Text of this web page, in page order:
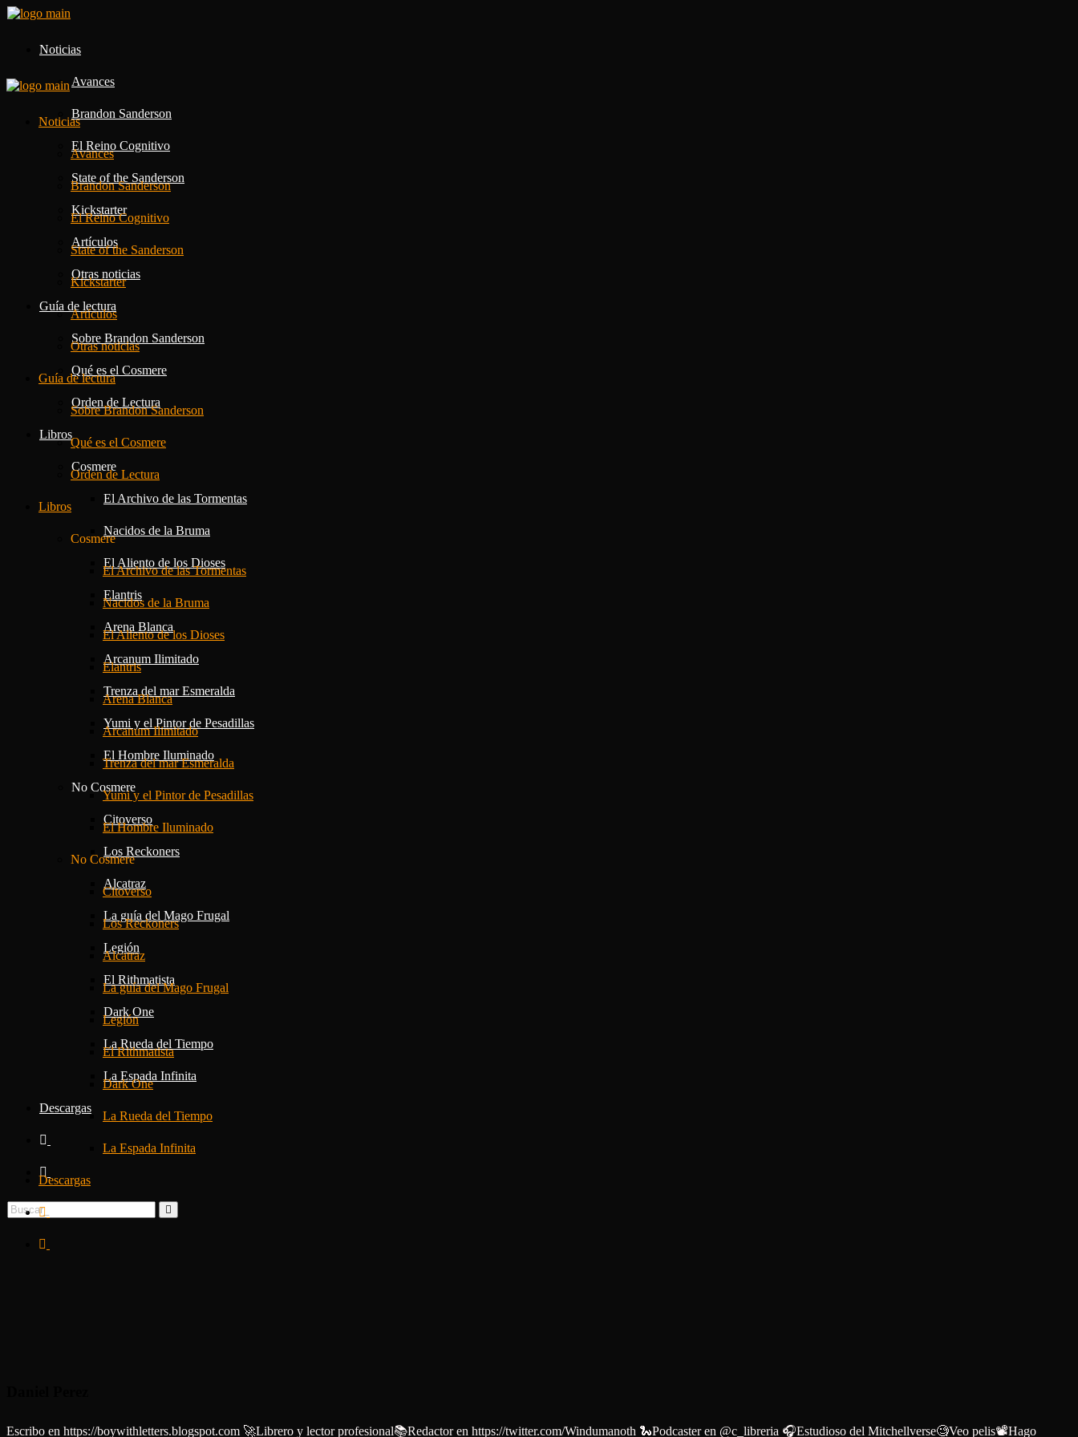
Noticias
Avances
Brandon Sanderson
El Reino Cognitivo
State of the Sanderson
Kickstarter
Artículos
Otras noticias
Guía de lectura
Sobre Brandon Sanderson
Qué es el Cosmere
Orden de Lectura
Libros
Cosmere
El Archivo de las Tormentas
Nacidos de la Bruma
El Aliento de los Dioses
Elantris
Arena Blanca
Arcanum Ilimitado
Trenza del mar Esmeralda
Yumi y el Pintor de Pesadillas
El Hombre Iluminado
No Cosmere
Citoverso
Los Reckoners
Alcatraz
La guía del Mago Frugal
Legión
El Rithmatista
Dark One
La Rueda del Tiempo
La Espada Infinita
Descargas
Noticias
Avances
Brandon Sanderson
El Reino Cognitivo
State of the Sanderson
Kickstarter
Artículos
Otras noticias
Guía de lectura
Sobre Brandon Sanderson
Qué es el Cosmere
Orden de Lectura
Libros
Cosmere
El Archivo de las Tormentas
Nacidos de la Bruma
El Aliento de los Dioses
Elantris
Arena Blanca
Arcanum Ilimitado
Trenza del mar Esmeralda
Yumi y el Pintor de Pesadillas
El Hombre Iluminado
No Cosmere
Citoverso
Los Reckoners
Alcatraz
La guía del Mago Frugal
Legión
El Rithmatista
Dark One
La Rueda del Tiempo
La Espada Infinita
Descargas
Escribo en https://boywithletters.blogspot.com 🚀Librero y lector profesional📚Redactor en https://twitter.com/Windumanoth 🐍Podcaster en @c_libreria 🎧Estudioso del Mitchellverse🧐Veo pelis📽Hago